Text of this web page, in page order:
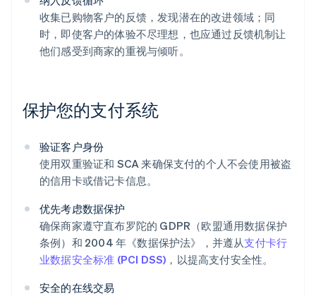
收集已购物客户的反馈，发现潜在的改进领域；同
时，即使客户的体验不尽理想，也应通过反馈机制让
他们感受到商家的重视与倾听。
保护您的支付系统
验证客户身份
使用双重验证和 SCA 来确保支付的个人不会使用被盗
的信用卡或借记卡信息。
优先考虑数据保护
确保商家遵守直布罗陀的 GDPR（欧盟通用数据保护
条例）和 2004 年《数据保护法》，并遵从支付卡行
业数据安全标准 (PCI DSS) ，以提高支付安全性。
安全的在线交易
阿联酋
English
English
爱沙尼亚
English
奥地利
DeutschEnglish
English